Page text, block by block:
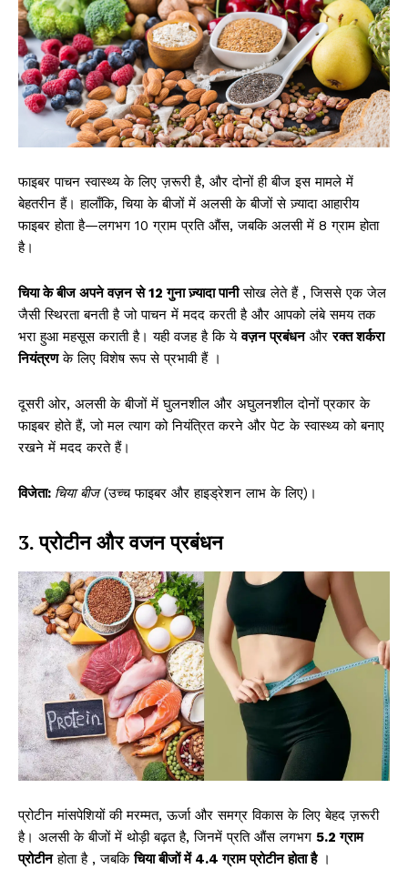
फाइबर पाचन स्वास्थ्य के लिए ज़रूरी है, और दोनों ही बीज इस मामले में
बेहतरीन हैं। हालाँकि, चिया के बीजों में अलसी के बीजों से ज़्यादा आहारीय
फाइबर होता है—लगभग 10 ग्राम प्रति औंस, जबकि अलसी में 8 ग्राम होता
है।
चिया के बीज अपने वज़न से 12 गुना ज़्यादा पानीसोख लेते हैं , जिससे एक जेल
जैसी स्थिरता बनती है जो पाचन में मदद करती है और आपको लंबे समय तक
भरा हुआ महसूस कराती है। यही वजह है कि येवज़न प्रबंधनऔररक्त शर्करा
नियंत्रणके लिए विशेष रूप से प्रभावी हैं ।
दूसरी ओर, अलसी के बीजों में घुलनशील और अघुलनशील दोनों प्रकार के
फाइबर होते हैं, जो मल त्याग को नियंत्रित करने और पेट के स्वास्थ्य को बनाए
रखने में मदद करते हैं।
विजेता: चिया बीज(उच्च फाइबर और हाइड्रेशन लाभ के लिए)।
3. प्रोटीन और वजन प्रबंधन
प्रोटीन मांसपेशियों की मरम्मत, ऊर्जा और समग्र विकास के लिए बेहद ज़रूरी
है। अलसी के बीजों में थोड़ी बढ़त है, जिनमें प्रति औंस लगभग 5.2 ग्राम
प्रोटीनहोता है , जबकिचिया बीजों में 4.4 ग्राम प्रोटीन होता है।